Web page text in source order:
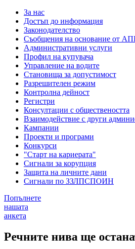
За нас
Достъп до информация
Законодателство
Съобщения на основание от
Административни услуги
Профил на купувача
Управление на водите
Становища за допустимост
Разрешителен режим
Контролна дейност
Регистри
Консултации с обществеността
Взаимодействие с други
Кампании
Проекти и програми
Конкурси
"Старт на кариерата"
Сигнали за корупция
Защита на личните дани
Сигнали по ЗЗЛПСПОИН
Попълнете
нашата
анкета
Речните нива ще